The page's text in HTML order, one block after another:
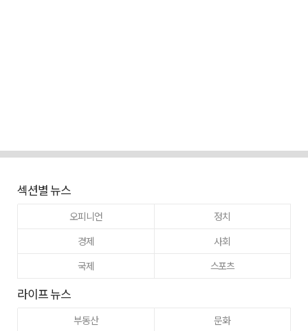
섹션별 뉴스
오피니언
정치
경제
사회
국제
스포츠
라이프 뉴스
부동산
문화